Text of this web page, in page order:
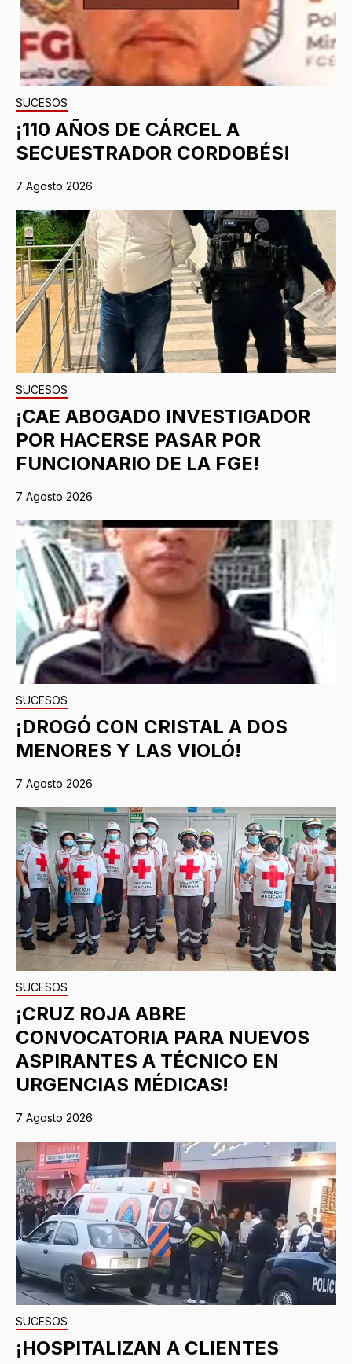
SUCESOS
¡110 AÑOS DE CÁRCEL A
SECUESTRADOR CORDOBÉS!
7 Agosto 2026
SUCESOS
¡CAE ABOGADO INVESTIGADOR
POR HACERSE PASAR POR
FUNCIONARIO DE LA FGE!
7 Agosto 2026
SUCESOS
¡DROGÓ CON CRISTAL A DOS
MENORES Y LAS VIOLÓ!
7 Agosto 2026
SUCESOS
¡CRUZ ROJA ABRE
CONVOCATORIA PARA NUEVOS
ASPIRANTES A TÉCNICO EN
URGENCIAS MÉDICAS!
7 Agosto 2026
SUCESOS
¡HOSPITALIZAN A CLIENTES